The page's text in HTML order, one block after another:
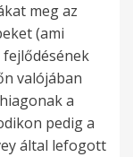
meg az
(ami
valójában
a
pedig a
által lefogott